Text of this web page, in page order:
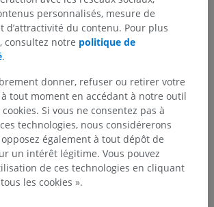
2
> Systèmes intégrants>
> Système nerveux central>
cérébral> Fosse rhomboïde>
jacentes :Il n'y a aucune structure
personnalisés, mesure de
d’attractivité du contenu. Pour plus
consultez notre politique de
.
donner, refuser ou retirer votre
tout moment en accédant à notre outil
Si vous ne consentez pas à
technologies, nous considérerons
également à tout dépôt de
un intérêt légitime. Vous pouvez
de ces technologies en cliquant
les cookies ».